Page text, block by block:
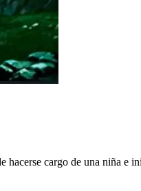
hacerse cargo de una niña e